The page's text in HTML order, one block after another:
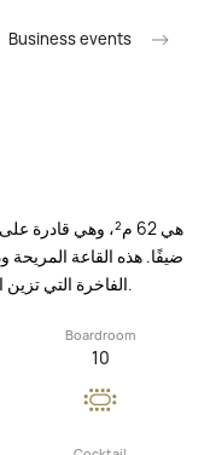
Business events
ضيفًا. هذه القاعة المريحة
الفاخرة التي تزين الحائط مثالية لإقامة فعاليات الأعمال.
Boardroom
10